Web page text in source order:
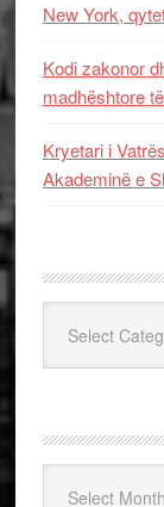
New York,
Kodi zakonor
madhështore
Kryetari i
Akademinë e